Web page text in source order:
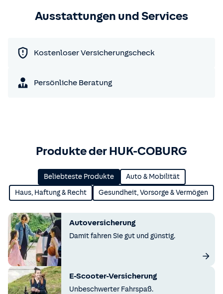
Ausstattungen und Services
Kostenloser Versicherungscheck
Persönliche Beratung
Produkte der HUK-COBURG
Beliebteste Produkte Auto & Mobilität
Haus, Haftung & Recht Gesundheit, Vorsorge & Vermögen
Autoversicherung
Damit fahren Sie gut und günstig.
E-Scooter-Versicherung
Unbeschwerter Fahrspaß.